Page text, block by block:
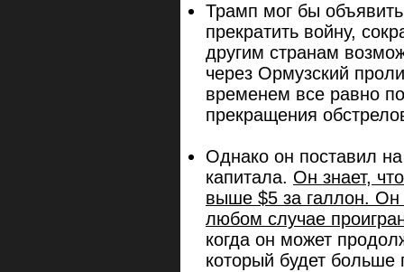
Трамп мог бы
прекратить войну,
другим странам
через Ормузский
временем все равно
прекращения
Однако он поставил
капитала. Он знает,
выше $5 за галлон. Он
любом случае
когда он может
который будет